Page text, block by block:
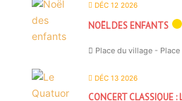
DÉC 12 2026
NOËL DES ENFANTS
Place du village -
DÉC 13 2026
CONCERT CLASSIQUE :